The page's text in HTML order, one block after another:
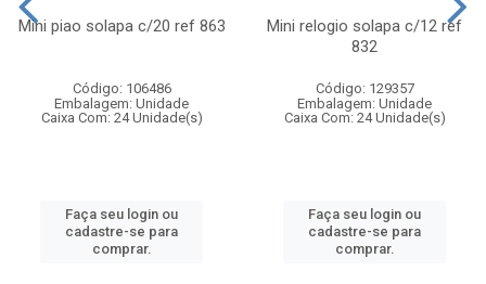
Mini piao solapa c/20 ref 863
Código: 106486
Embalagem: Unidade
Caixa Com: 24 Unidade(s)
Faça seu login ou
cadastre-se para
comprar.
Mini relogio solapa c/12 ref
832
Código: 129357
Embalagem: Unidade
Caixa Com: 24 Unidade(s)
Faça seu login ou
cadastre-se para
comprar.